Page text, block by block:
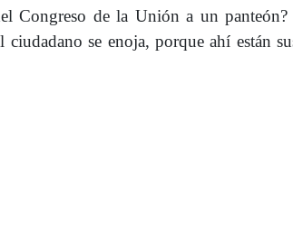
Congreso de la Unión a un
se enoja, porque ahí están